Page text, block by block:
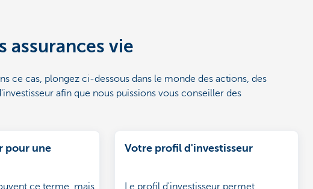
assurances vie
ce cas, plongez ci-dessous dans le monde des actions, des
afin que nous puissions vous conseiller des
pour une
ce terme, mais
Votre profil d'investisseur
Le profil d'investisseur permet